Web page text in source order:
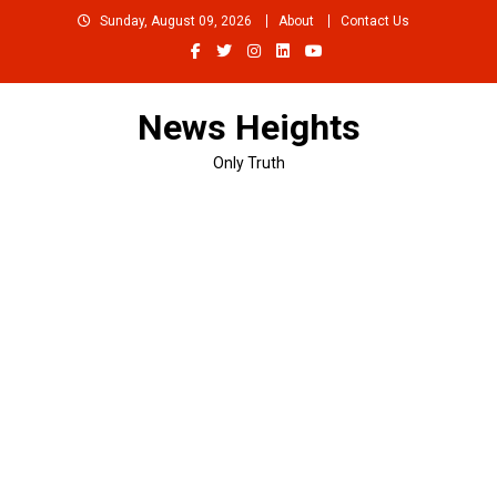
Sunday, August 09, 2026 About Contact Us
News Heights
Only Truth